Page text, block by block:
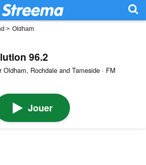
> Oldham
96.2
Oldham, Rochdale and Tameside · FM
Jouer